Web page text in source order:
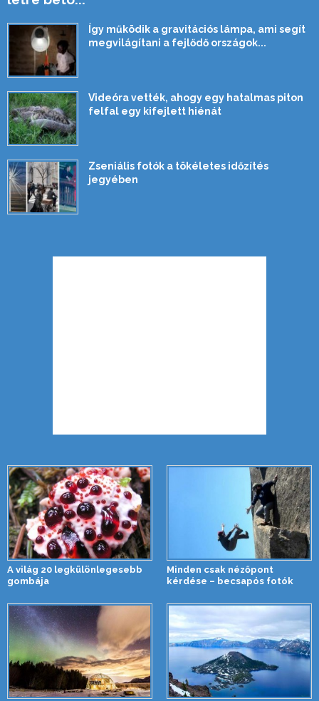
Így működik a gravitációs lámpa, ami segít
megvilágítani a fejlődő országok...
Videóra vették, ahogy egy hatalmas piton
felfal egy kifejlett hiénát
Zseniális fotók a tökéletes időzítés
jegyében
A világ 20 legkülönlegesebb
gombája
Minden csak nézőpont
kérdése – becsapós fotók